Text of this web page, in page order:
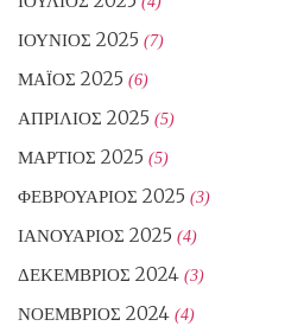
ΙΟΎΝΙΟΣ 2025 (7)
ΜΆΙΟΣ 2025 (6)
ΑΠΡΊΛΙΟΣ 2025 (5)
ΜΆΡΤΙΟΣ 2025 (5)
ΦΕΒΡΟΥΆΡΙΟΣ 2025 (3)
ΙΑΝΟΥΆΡΙΟΣ 2025 (4)
ΔΕΚΈΜΒΡΙΟΣ 2024 (3)
ΝΟΈΜΒΡΙΟΣ 2024 (4)